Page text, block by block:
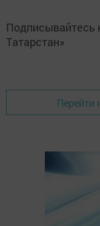
Подписывайтесь
Татарстан»
Перейти